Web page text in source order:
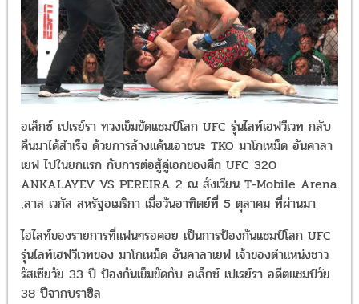
อเล็กซ์ เปเรย์รา ทวงเข็มขัดแชมป์โลก UFC รุ่นไลท์เฮฟวีเวท กลับ
คืนมาได้สำเร็จ ด้วยการล้างแค้นเอาชนะ TKO มาโกเหม็ด อันคาลา
เยฟ ไปในยกแรก กับการต่อสู้คู่เอกของศึก UFC 320
ANKALAYEV VS PEREIRA 2 ณ สังเวียน T-Mobile Arena
,ลาส เวกัส สหรัฐอเมริกา เมื่อวันอาทิตย์ที่ 5 ตุลาคม ที่ผ่านมา
ไฮไลท์ของรายการที่แฟนๆรอคอย เป็นการป้องกันแชมป์โลก UFC
รุ่นไลท์เฮฟวีเวทของ มาโกเหม็ด อันคาลาเยฟ เจ้าของตำแหน่งชาว
รัสเซียวัย 33 ปี ป้องกันเข็มขัดกับ อเล็กซ์ เปเรย์รา อดีตแชมป์วัย
38 ปีจากบราซิล